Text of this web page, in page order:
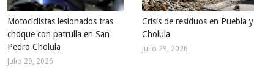
Motociclistas lesionados tras
choque con patrulla en San
Pedro Cholula
Julio 29, 2026
Crisis de residuos en Puebla y
Cholula
Julio 29, 2026